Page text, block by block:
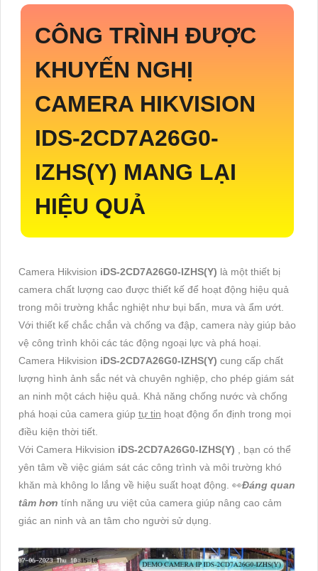
CÔNG TRÌNH ĐƯỢC
KHUYẾN NGHỊ
CAMERA HIKVISION
IDS-2CD7A26G0-
IZHS(Y) MANG LẠI
HIỆU QUẢ
Camera Hikvision iDS-2CD7A26G0-IZHS(Y) là một thiết bị
camera chất lượng cao được thiết kế để hoạt động hiệu quả
trong môi trường khắc nghiệt như bụi bẩn, mưa và ẩm ướt.
Với thiết kế chắc chắn và chống va đập, camera này giúp bảo
vệ công trình khỏi các tác động ngoại lực và phá hoại.
Camera Hikvision iDS-2CD7A26G0-IZHS(Y) cung cấp chất
lượng hình ảnh sắc nét và chuyên nghiệp, cho phép giám sát
an ninh một cách hiệu quả. Khả năng chống nước và chống
phá hoại của camera giúp tự tin hoạt động ổn định trong mọi
điều kiện thời tiết.
Với Camera Hikvision iDS-2CD7A26G0-IZHS(Y)
, bạn có thể
yên tâm về việc giám sát các công trình và môi trường khó
khăn mà không lo lắng về hiệu suất hoạt động. ️👀Đáng quan
tâm hơn tính năng ưu việt của camera giúp nâng cao cảm
giác an ninh và an tâm cho người sử dụng.